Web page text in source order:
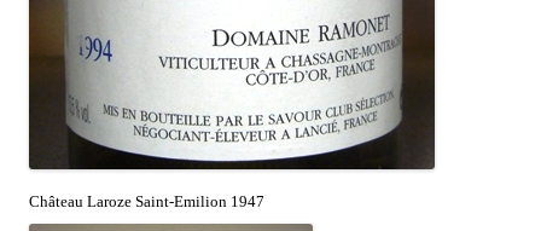
Château Laroze Saint-Emilion 1947